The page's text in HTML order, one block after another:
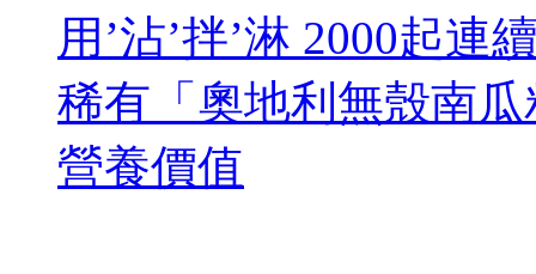
用’沾’拌’淋 2000起連
稀有「奧地利無殼南
營養價值